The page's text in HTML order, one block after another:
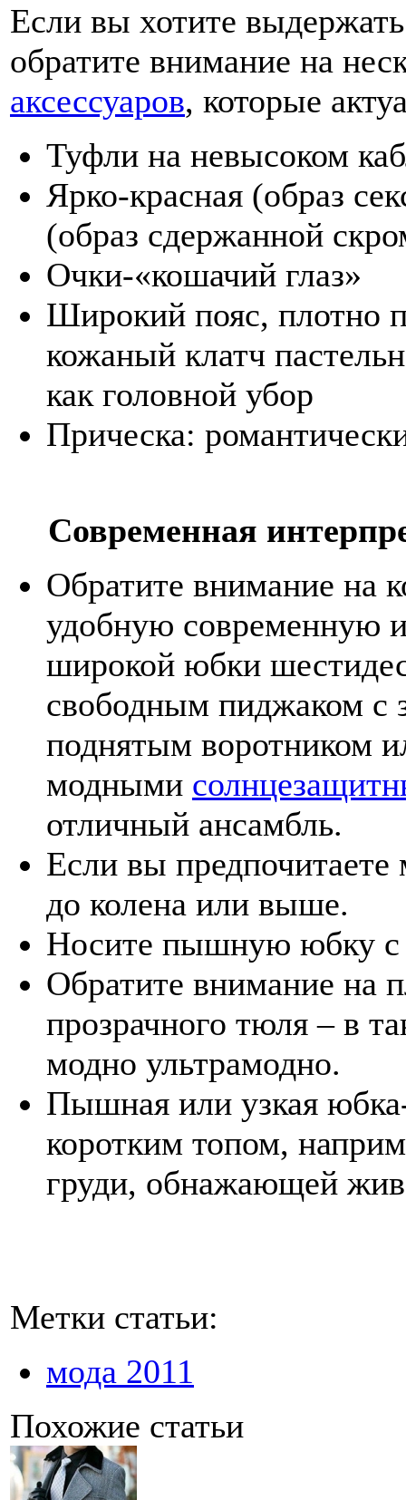
Если вы хотите
обратите внимание на
аксессуаров, которые
Туфли на невысоком
Ярко-красная (образ
(образ сдержанной
Очки-«кошачий глаз»
Широкий пояс, плотно
кожаный клатч
как головной убор
Прическа:
Современная
Обратите внимание на
удобную современную
широкой юбки
свободным пиджаком с
поднятым воротником
модными
отличный ансамбль.
Если вы
до колена или выше.
Носите пышную юбку с
Обратите внимание на
прозрачного тюля – в
модно ультрамодно.
Пышная или узкая
коротким топом,
груди, обнажающей
Метки статьи:
мода 2011
Похожие статьи